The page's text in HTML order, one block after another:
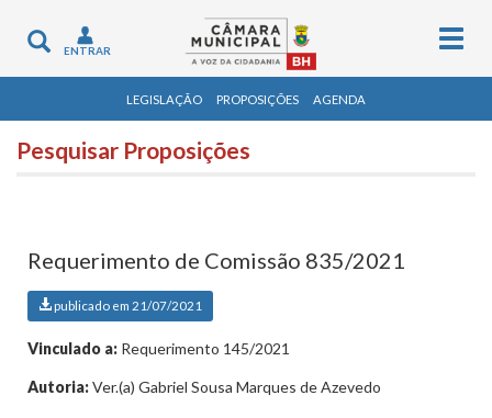
Toggle
navigation
ENTRAR
LEGISLAÇÃO PROPOSIÇÕES AGENDA
Pesquisar Proposições
Requerimento de Comissão 835/2021
publicado em 21/07/2021
Vinculado a: Requerimento 145/2021
Autoria:Ver.(a) Gabriel Sousa Marques de Azevedo